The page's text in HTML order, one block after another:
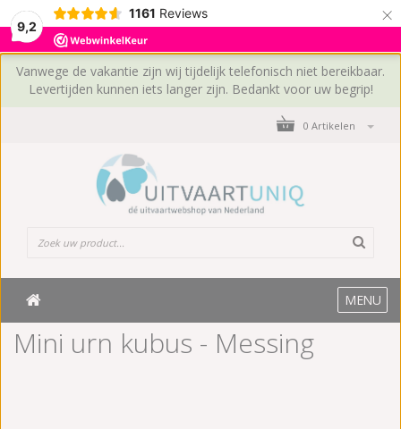
9,2
1161 Reviews ×
Vanwege de vakantie zijn wij tijdelijk telefonisch niet bereikbaar.
Levertijden kunnen iets langer zijn. Bedankt voor uw begrip!
0 Artikelen
MENU
Mini urn kubus - Messing